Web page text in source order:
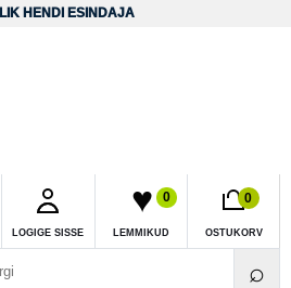
HENDI ESINDAJA
⌕
LOGIGE SISSE LEMMIKUD
0
OSTUKORV
0